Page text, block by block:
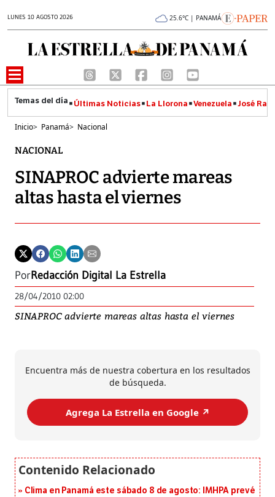
LUNES 10 AGOSTO 2026 25.6°C | PANAMÁ
Últimas Noticias La Llorona Venezuela José
Inicio> Panamá> Nacional
NACIONAL
SINAPROC advierte mareas
altas hasta el viernes
PorRedacción Digital La Estrella
28/04/2010 02:00
SINAPROC advierte mareas altas hasta el viernes
Encuentra más de nuestra cobertura en los resultados
de búsqueda.
Agrega La Estrella en Google ↗️
Clima en Panamá este sábado 8 de agosto: IMHPA prevé